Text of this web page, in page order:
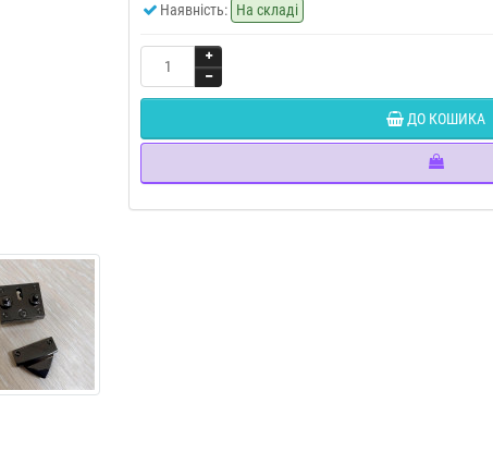
Наявність: На складі
ДО КОШИКА